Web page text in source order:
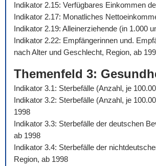
Indikator 2.15: Verfügbares Einkommen
Indikator 2.17: Monatliches
Indikator 2.19: Alleinerziehende (in 1.000
Indikator 2.22: Empfängerinnen und.
nach Alter und Geschlecht, Region, ab
Themenfeld 3:
Indikator 3.1: Sterbefälle (Anzahl, je
Indikator 3.2: Sterbefälle (Anzahl, je
1998
Indikator 3.3: Sterbefälle der deutschen
ab 1998
Indikator 3.4: Sterbefälle der
Region, ab 1998